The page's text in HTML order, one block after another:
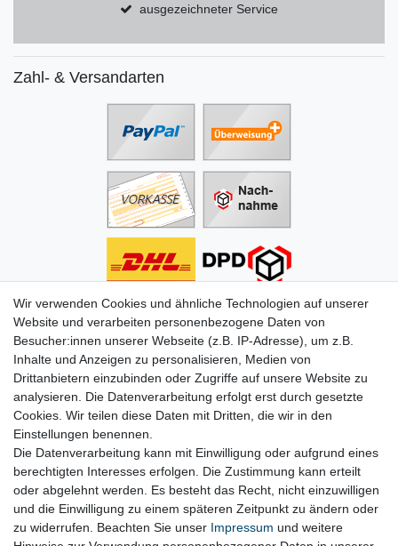
ausgezeichneter Service
Zahl- & Versandarten
Informationen
Zahlung
Versand & Lieferung
Batterien & Pfand
Altölverordnung
Infos zum Elektrogesetz
ODR-Verordnung
FAQs
Hilfe
Kontakt
Mein Konto
Wir verwenden Cookies und ähnliche Technologien auf unserer
Website und verarbeiten personenbezogene Daten von
Besucher:innen unserer Webseite (z.B. IP-Adresse), um z.B.
Inhalte und Anzeigen zu personalisieren, Medien von
Drittanbietern einzubinden oder Zugriffe auf unsere Website zu
analysieren. Die Datenverarbeitung erfolgt erst durch gesetzte
Cookies. Wir teilen diese Daten mit Dritten, die wir in den
Einstellungen benennen.
Die Datenverarbeitung kann mit Einwilligung oder aufgrund eines
berechtigten Interesses erfolgen. Die Zustimmung kann erteilt
oder abgelehnt werden. Es besteht das Recht, nicht einzuwilligen
und die Einwilligung zu einem späteren Zeitpunkt zu ändern oder
zu widerrufen. Beachten Sie unser Impressum und weitere